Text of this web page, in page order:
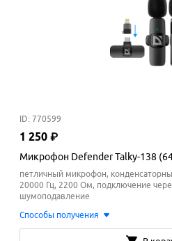
ID: 770599
1 250 ₽
Микрофон Defender Talky-138
петличный микрофон,
20000 Гц, 2200 Ом, подключение
шумоподавление
Способы получения